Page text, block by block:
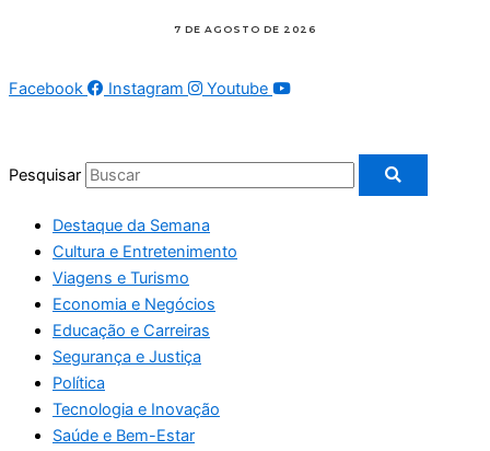
Facebook Instagram Youtube
Pesquisar
Destaque da Semana
Cultura e Entretenimento
Viagens e Turismo
Economia e Negócios
Educação e Carreiras
Segurança e Justiça
Política
Tecnologia e Inovação
Saúde e Bem-Estar